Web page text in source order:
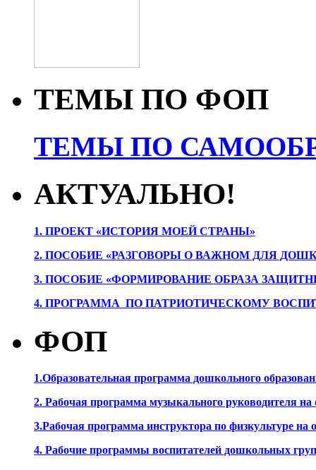
ТЕМЫ ПО ФОП
ТЕМЫ ПО
АКТУАЛЬНО!
1. ПРОЕКТ «ИСТОРИЯ МОЕЙ СТРАНЫ»
2. ПОСОБИЕ «РАЗГОВОРЫ О ВАЖНОМ ДЛЯ
3. ПОСОБИЕ «ФОРМИРОВАНИЕ ОБРАЗА
4. ПРОГРАММА ПО ПАТРИОТИЧЕСКОМУ
ФОП
1.Образовательная программа дошкольного
2. Рабочая программа музыкального руководителя
3.Рабочая программа инструктора по физкультуре
4. Рабочие программы воспитателей дошкольных